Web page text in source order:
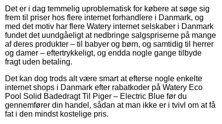
Det er i dag temmelig uproblematisk for købere at søge sig
frem til priser hos flere internet forhandlere i Danmark, og
med det motiv har flere Watery internet selskaber i Danmark
fundet det uundgåeligt at nedbringe salgspriserne på mange
af deres produkter – til babyer og børn, og samtidig til herrer
og damer – eftertrykkeligt, og endda nogle gange tilbyde
fragt uden betaling.
Det kan dog trods alt være smart at efterse nogle enkelte
internet shops i Danmark efter rabatkoder på Watery Eco
Pool Solid Badedragt Til Piger – Electric Blue før du
gennemfører din handel, sådan at man ikke er i tvivl om at få
fat i den mindst kostelige pris.